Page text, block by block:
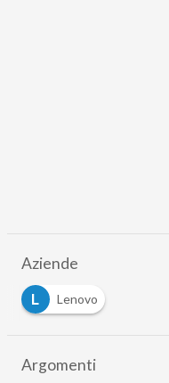
Aziende
L
Lenovo
Argomenti